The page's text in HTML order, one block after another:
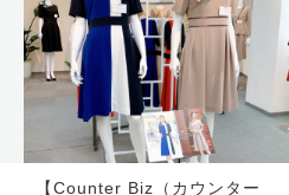
【Counter Biz（カウンター